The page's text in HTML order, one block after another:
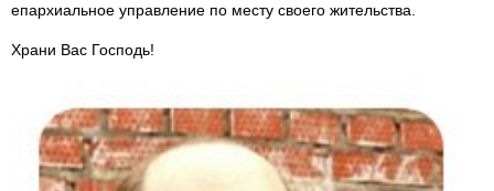
епархиальное управление по месту своего жительства.
Храни Вас Господь!